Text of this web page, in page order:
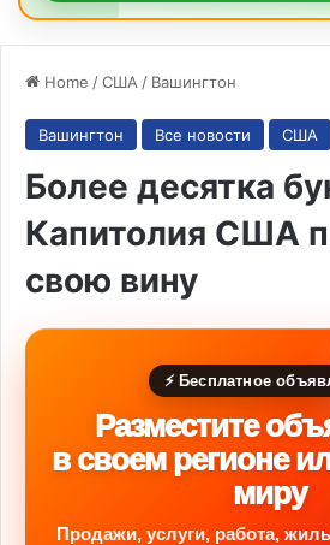
Home /США / Вашингтон
Вашингтон Все новости США
Более десятка
Капитолия США
свою вину
⚡ Бесплатное
Разместите
в своем регионе
миру
Продажи, услуги, работа,